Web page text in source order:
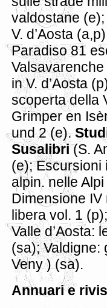
valdostane
V. d’Aosta
Paradiso 81
in V. d’Aosta
scoperta della
Grimper en
und 2 (e).
Susalibri(S.
(e); Escursioni
alpin. nelle
Dimensione
libera vol. 1
Valle d’Aosta:
(sa);
Veny ) (sa).
Annuari e